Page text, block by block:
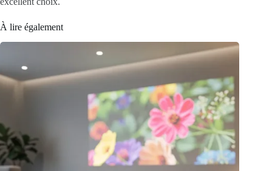
À lire également